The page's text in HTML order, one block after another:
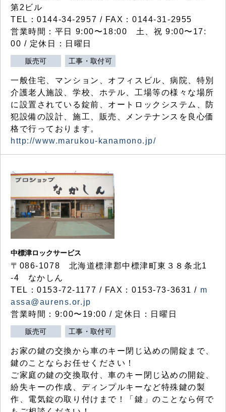
第2ビル
TEL：0144-34-2957 / FAX：0144-31-2955
営業時間：平日 9:00〜18:00 土、祝 9:00〜17:
00 / 定休日：日曜日
販売可 工事・取付可
一般住宅、マンション、オフィスビル、病院、特別
介護老人施設、学校、ホテル、工場等の様々な場所
に設置されている錠前、オートロックシステム、防
犯設備の設計、施工、販売、メンテナンスを良心価
格で行っております。
http://www.marukou-kanamono.jp/
中標津ロックサービス
〒086-1078 北海道標津郡中標津町東３８条北1
-4 なかしん
TEL：0153-72-1177 / FAX：0153-73-3631 / m
assa@aurens.or.jp
営業時間：9:00〜19:00 / 定休日：日曜日
販売可 工事・取付可
お家の鍵の交換から車のキー閉じ込めの開錠まで、
鍵のことならお任せください！
ご家庭の鍵の交換取付、車のキー閉じ込めの開錠、
紛失キーの作成、ディンプルキーなど特殊鍵の製
作、電気錠の取り付けまで！「鍵」のことなら何で